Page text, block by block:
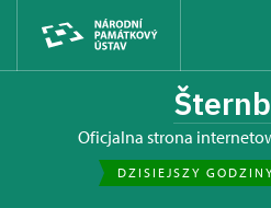
Oficjalna strona
DZISIEJSZY